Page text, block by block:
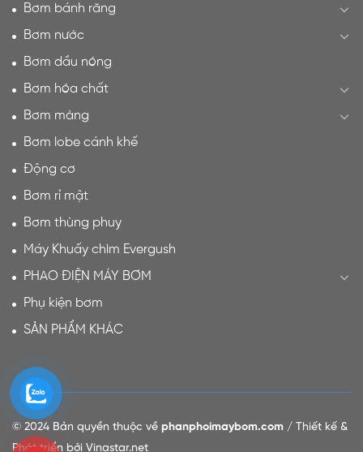
Bơm bánh răng
Bơm nước
Bơm dầu nóng
Bơm hóa chất
Bơm màng
Bơm lobe cánh khế
Động cơ
Bơm rỉ mật
Bơm thùng phuy
Máy Khuấy chìm Evergush
PHAO ĐIỆN MÁY BƠM
Phụ kiện bơm
SẢN PHẨM KHÁC
© 2024 Bản quyền thuộc về phanphoimaybom.com/ Thiết kế &
Phát triển bởi Vinastar.net